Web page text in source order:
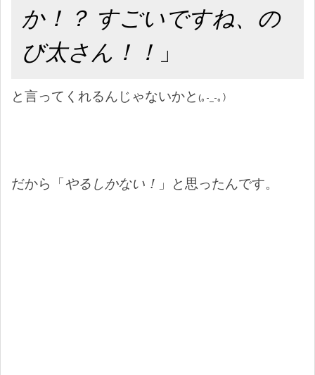
か！？ すごいですね、の
び太さん！！ 」
と言ってくれるんじゃないかと (｡-_-｡）
だから「やるしかない！ 」と思ったんです。